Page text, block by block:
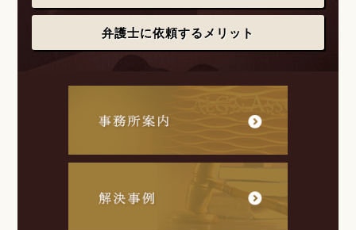
弁護士に依頼するメリット